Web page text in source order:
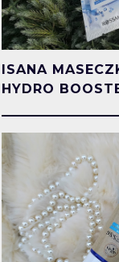
ISANA
HYDRO